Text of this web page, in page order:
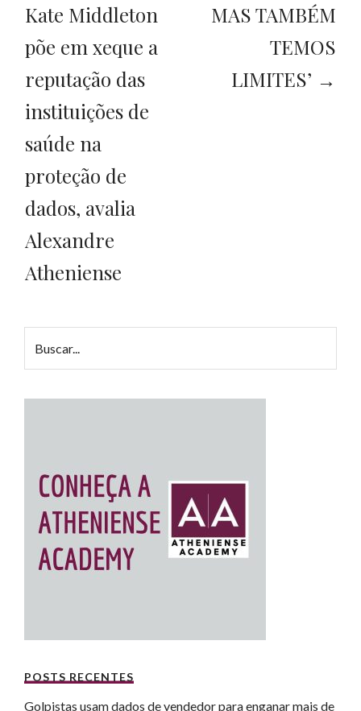
Kate Middleton
põe em xeque a
reputação das
instituições de
saúde na
proteção de
dados, avalia
Alexandre
Atheniense
MAS TAMBÉM
TEMOS
LIMITES’ →
POSTS RECENTES
Golpistas usam dados de vendedor para enganar mais de